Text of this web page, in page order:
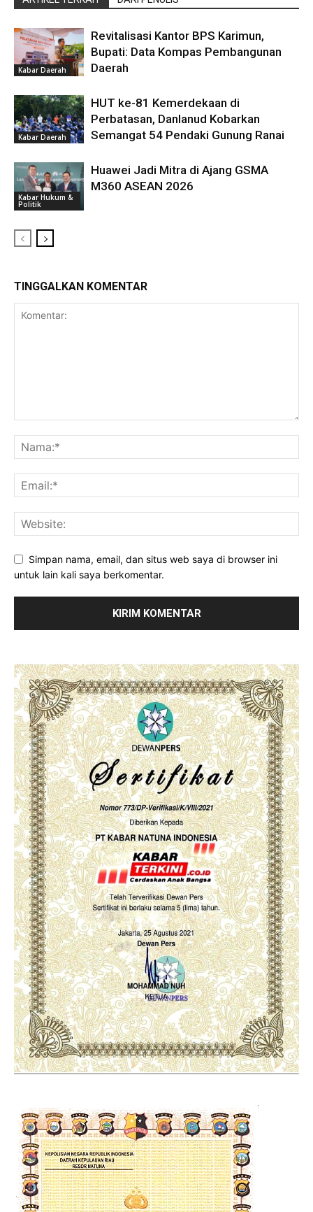
Kabar Daerah
Revitalisasi Kantor BPS Karimun,
Bupati: Data Kompas Pembangunan
Daerah
Kabar Daerah
HUT ke-81 Kemerdekaan di
Perbatasan, Danlanud Kobarkan
Semangat 54 Pendaki Gunung Ranai
Kabar Hukum &
Politik
Huawei Jadi Mitra di Ajang GSMA
M360 ASEAN 2026
TINGGALKAN KOMENTAR
Simpan nama, email, dan situs web saya di browser ini
untuk lain kali saya berkomentar.